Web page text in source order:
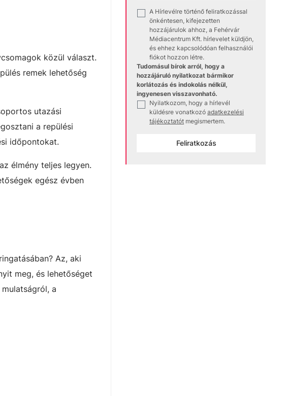
közül választ.
remek lehetőség
utazási
a repülési
időpontokat.
élmény teljes legyen.
egész évben
Az, aki
meg, és lehetőséget
a
A Hírlevélre történő feliratkozással
önkéntesen, kifejezetten
hozzájárulok ahhoz, a Fehérvár
Médiacentrum Kft. hírlevelet küldjön,
és ehhez kapcsolódóan felhasználói
fiókot hozzon létre.
Tudomásul bírok arról, hogy a
hozzájáruló nyilatkozat bármikor
korlátozás és indokolás nélkül,
ingyenesen visszavonható.
Nyilatkozom, hogy a hírlevél
küldésre vonatkozó adatkezelési
tájékoztatót megismertem.
Feliratkozás